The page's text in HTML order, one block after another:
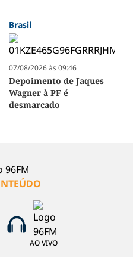
Brasil
07/08/2026 às 09:46
Depoimento de Jaques
Wagner à PF é
desmarcado
AO VIVO